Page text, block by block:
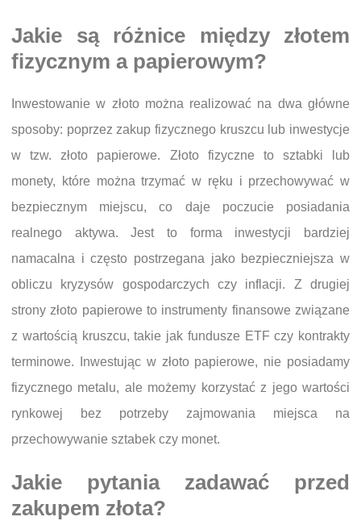
Jakie są różnice między złotem
fizycznym a papierowym?
Inwestowanie w złoto można realizować na dwa główne
sposoby: poprzez zakup fizycznego kruszcu lub inwestycje
w tzw. złoto papierowe. Złoto fizyczne to sztabki lub
monety, które można trzymać w ręku i przechowywać w
bezpiecznym miejscu, co daje poczucie posiadania
realnego aktywa. Jest to forma inwestycji bardziej
namacalna i często postrzegana jako bezpieczniejsza w
obliczu kryzysów gospodarczych czy inflacji. Z drugiej
strony złoto papierowe to instrumenty finansowe związane
z wartością kruszcu, takie jak fundusze ETF czy kontrakty
terminowe. Inwestując w złoto papierowe, nie posiadamy
fizycznego metalu, ale możemy korzystać z jego wartości
rynkowej bez potrzeby zajmowania miejsca na
przechowywanie sztabek czy monet.
Jakie pytania zadawać przed
zakupem złota?